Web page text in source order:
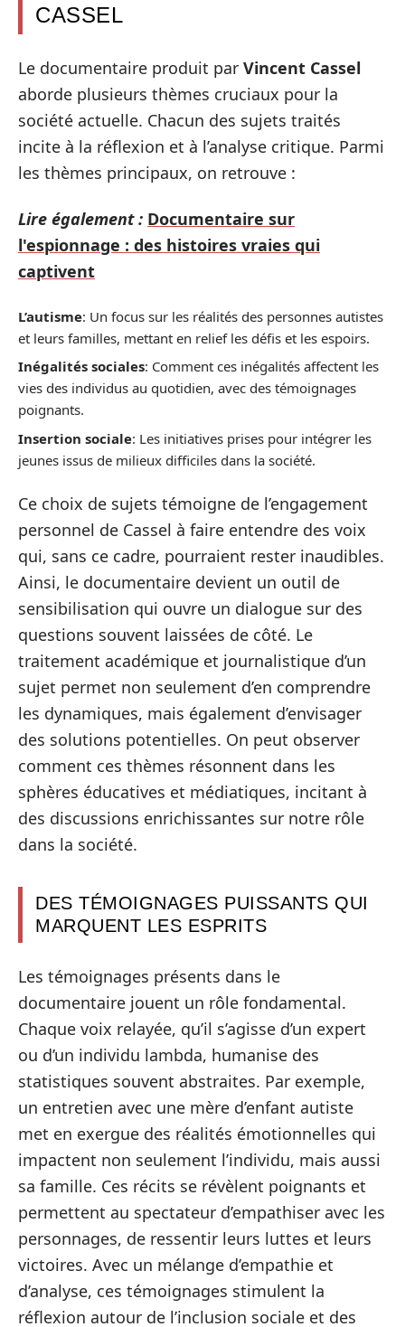
CASSEL
Le documentaire produit par Vincent Cassel
aborde plusieurs thèmes cruciaux pour la
société actuelle. Chacun des sujets traités
incite à la réflexion et à l’analyse critique. Parmi
les thèmes principaux, on retrouve :
Lire également : Documentaire sur
l'espionnage : des histoires vraies qui
captivent
L’autisme: Un focus sur les réalités des personnes autistes
et leurs familles, mettant en relief les défis et les espoirs.
Inégalités sociales: Comment ces inégalités affectent les
vies des individus au quotidien, avec des témoignages
poignants.
Insertion sociale: Les initiatives prises pour intégrer les
jeunes issus de milieux difficiles dans la société.
Ce choix de sujets témoigne de l’engagement
personnel de Cassel à faire entendre des voix
qui, sans ce cadre, pourraient rester inaudibles.
Ainsi, le documentaire devient un outil de
sensibilisation qui ouvre un dialogue sur des
questions souvent laissées de côté. Le
traitement académique et journalistique d’un
sujet permet non seulement d’en comprendre
les dynamiques, mais également d’envisager
des solutions potentielles. On peut observer
comment ces thèmes résonnent dans les
sphères éducatives et médiatiques, incitant à
des discussions enrichissantes sur notre rôle
dans la société.
DES TÉMOIGNAGES PUISSANTS QUI
MARQUENT LES ESPRITS
Les témoignages présents dans le
documentaire jouent un rôle fondamental.
Chaque voix relayée, qu’il s’agisse d’un expert
ou d’un individu lambda, humanise des
statistiques souvent abstraites. Par exemple,
un entretien avec une mère d’enfant autiste
met en exergue des réalités émotionnelles qui
impactent non seulement l’individu, mais aussi
sa famille. Ces récits se révèlent poignants et
permettent au spectateur d’empathiser avec les
personnages, de ressentir leurs luttes et leurs
victoires. Avec un mélange d’empathie et
d’analyse, ces témoignages stimulent la
réflexion autour de l’inclusion sociale et des